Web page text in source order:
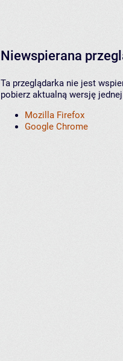
Niewspierana
Ta przeglądarka nie jest
pobierz aktualną wersję
Mozilla Firefox
Google Chrome